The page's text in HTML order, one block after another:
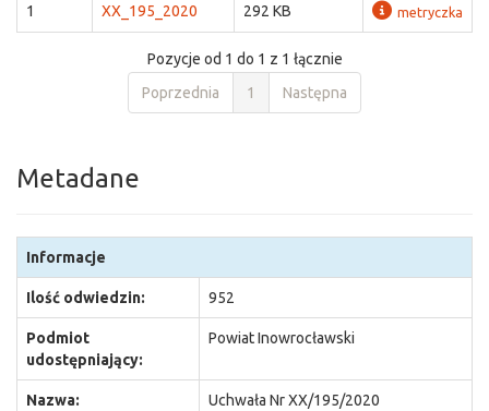
1 XX_195_2020 292 KB metryczka
Pozycje od 1 do 1 z 1 łącznie
Poprzednia
1 Następna
Metadane
Informacje
Ilość odwiedzin: 952
Podmiot
udostępniający:
Powiat Inowrocławski
Nazwa:
Uchwała Nr XX/195/2020